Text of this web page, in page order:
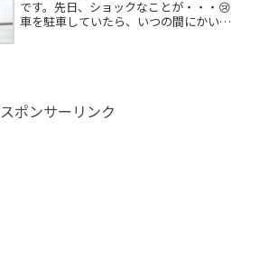
です。先日、ショックなことが・・・😢
車を駐車していたら、いつの間にかいた
スポンサーリンク